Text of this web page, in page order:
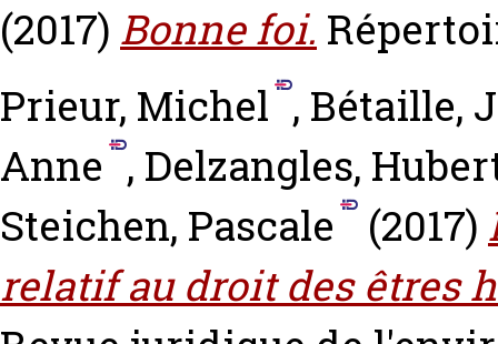
(2017) Bonne foi.
Prieur, Michel , Bétaille,
Anne , Delzangles,
Steichen, Pascale
(2017)
relatif au droit des êtres